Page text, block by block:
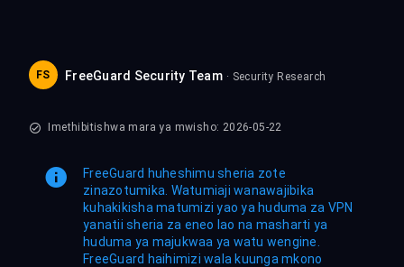
FS FreeGuard Security Team · Security Research
Imethibitishwa mara ya mwisho: 2026-05-22
FreeGuard huheshimu sheria zote
zinazotumika. Watumiaji wanawajibika
kuhakikisha matumizi yao ya huduma za VPN
yanatii sheria za eneo lao na masharti ya
huduma ya majukwaa ya watu wengine.
FreeGuard haihimizi wala kuunga mkono